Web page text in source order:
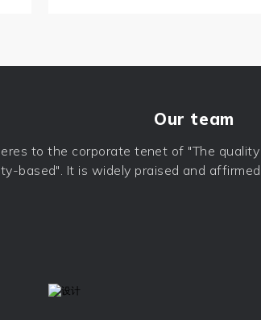
Our team
to the corporate tenet of "The
based". It is widely praised and